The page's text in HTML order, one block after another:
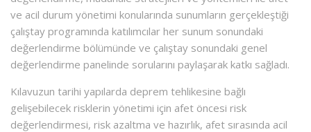
ve acil durum yönetimi konularında sunumların gerçekleştiği
çalıştay programında katılımcılar her sunum sonundaki
değerlendirme bölümünde ve çalıştay sonundaki genel
değerlendirme panelinde sorularını paylaşarak katkı sağladı.
Kılavuzun tarihi yapılarda deprem tehlikesine bağlı
gelişebilecek risklerin yönetimi için afet öncesi risk
değerlendirmesi, risk azaltma ve hazırlık, afet sırasında acil